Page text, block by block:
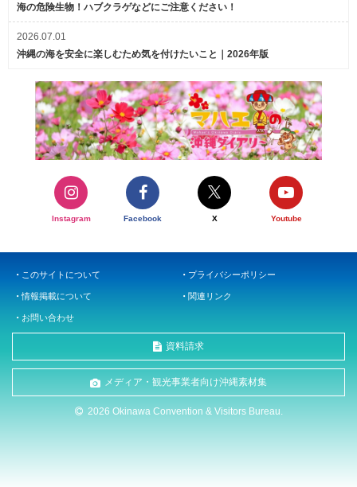
海の危険生物！ハブクラゲなどにご注意ください！
2026.07.01
沖縄の海を安全に楽しむため気を付けたいこと｜2026年版
Instagram Facebook X Youtube
このサイトについて プライバシーポリシー
情報掲載について 関連リンク
お問い合わせ
資料請求
メディア・観光事業者向け沖縄素材集
2026 Okinawa Convention & Visitors Bureau.